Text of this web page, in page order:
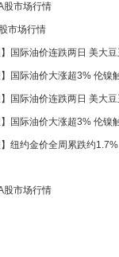
股市场行情
市场行情
】国际油价连跌两日 美大
】国际油价大涨超3% 伦镍
】国际油价连跌两日 美大
】国际油价大涨超3% 伦镍
】纽约金价全周累跌约
股市场行情